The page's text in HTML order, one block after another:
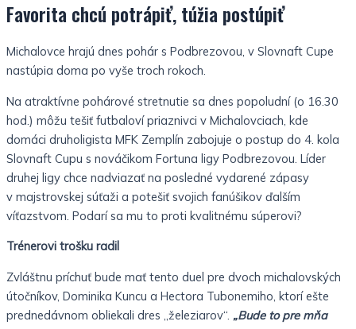
Favorita chcú potrápiť, túžia postúpiť
Michalovce hrajú dnes pohár s Podbrezovou, v Slovnaft Cupe
nastúpia doma po vyše troch rokoch.
Na atraktívne pohárové stretnutie sa dnes popoludní (o 16.30
hod.) môžu tešiť futbaloví priaznivci v Michalovciach, kde
domáci druholigista MFK Zemplín zabojuje o postup do 4. kola
Slovnaft Cupu s nováčikom Fortuna ligy Podbrezovou. Líder
druhej ligy chce nadviazať na posledné vydarené zápasy
v majstrovskej súťaži a potešiť svojich fanúšikov ďalším
víťazstvom. Podarí sa mu to proti kvalitnému súperovi?
Trénerovi trošku radil
Zvláštnu príchuť bude mať tento duel pre dvoch michalovských
útočníkov, Dominika Kuncu a Hectora Tubonemiho, ktorí ešte
prednedávnom obliekali dres „železiarov“. „Bude to pre mňa